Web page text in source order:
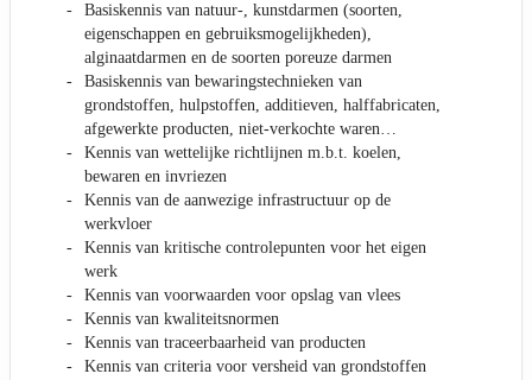
Basiskennis van natuur-, kunstdarmen (soorten,
eigenschappen en gebruiksmogelijkheden),
alginaatdarmen en de soorten poreuze darmen
Basiskennis van bewaringstechnieken van
grondstoffen, hulpstoffen, additieven, halffabricaten,
afgewerkte producten, niet-verkochte waren…
Kennis van wettelijke richtlijnen m.b.t. koelen,
bewaren en invriezen
Kennis van de aanwezige infrastructuur op de
werkvloer
Kennis van kritische controlepunten voor het eigen
werk
Kennis van voorwaarden voor opslag van vlees
Kennis van kwaliteitsnormen
Kennis van traceerbaarheid van producten
Kennis van criteria voor versheid van grondstoffen